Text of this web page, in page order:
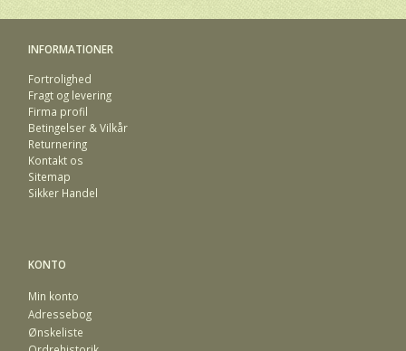
INFORMATIONER
Fortrolighed
Fragt og levering
Firma profil
Betingelser & Vilkår
Returnering
Kontakt os
Sitemap
Sikker Handel
KONTO
Min konto
Adressebog
Ønskeliste